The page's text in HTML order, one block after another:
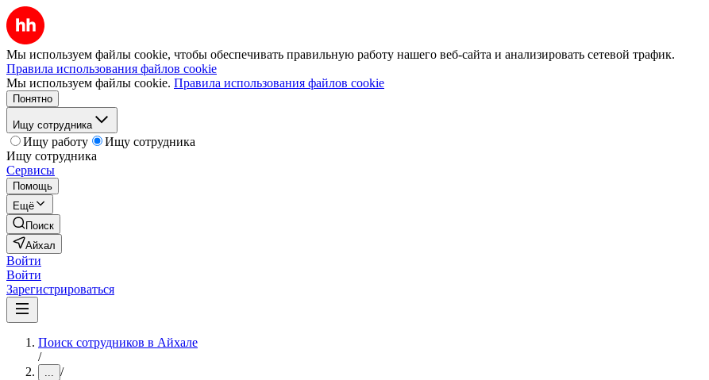
Мы используем файлы cookie, чтобы обеспечивать правильную работу нашего веб-сайта и анализировать сетевой трафик.
Правила использования файлов cookie
Мы используем файлы cookie. Правила использования файлов cookie
Понятно
Ищу сотрудника
Ищу работу
Ищу сотрудника
Ищу сотрудника
Сервисы
Помощь
Ещё
Поиск
Айхал
Войти
Войти
Зарегистрироваться
Поиск сотрудников в Айхале
/
... /